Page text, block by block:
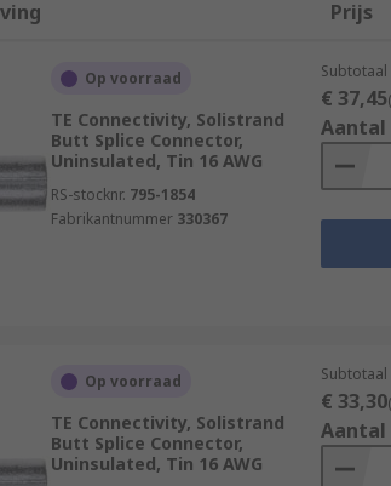
Prijs
Op voorraad
TE Connectivity, Solistrand
Butt Splice Connector,
Uninsulated, Tin 16 AWG
RS-stocknr. 795-1854
Fabrikantnummer 330367
Subtotaal
€ 37,45
Aantal
Op voorraad
TE Connectivity, Solistrand
Butt Splice Connector,
Uninsulated, Tin 16 AWG
Subtotaal
€ 33,30
Aantal